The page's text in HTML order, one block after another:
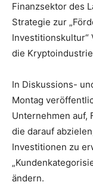
Finanzsektor des
Strategie zur
die
In Diskussions-
Montag
Unternehmen auf,
die darauf
Investitionen zu
ändern.